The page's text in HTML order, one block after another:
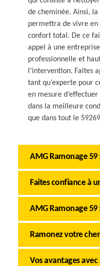
de cheminée. Ainsi,
permettra de vivre
confort total. De ce
appel à une
professionnelle et
l’intervention. Faites
tant qu’experte pour
en mesure
dans la meilleure
que dans tout le
AMG Ramonage
Faites confiance à
AMG Ramonage
Ramonez votre
Vos avantages